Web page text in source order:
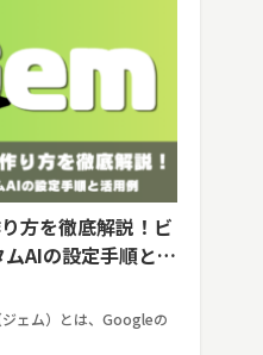
方を徹底解説！ビ
AIの設定手順と活
ェム）とは、Googleの